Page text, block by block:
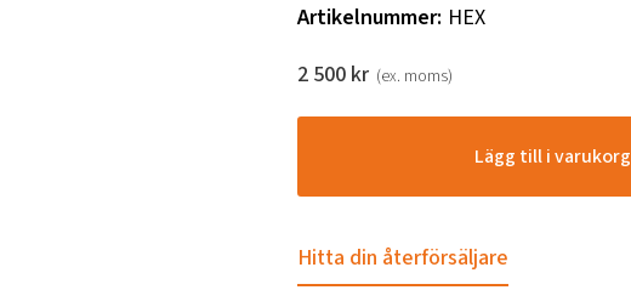
Artikelnummer: HEX
2 500 kr (ex. moms)
Lägg till i varukorg
Hitta din återförsäljare